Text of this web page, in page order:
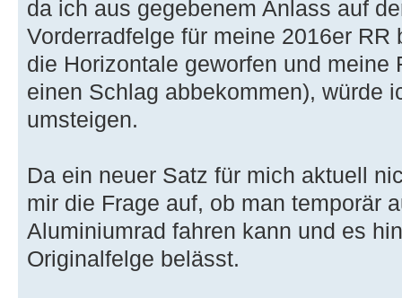
da ich aus gegebenem Anlass auf
Vorderradfelge für meine 2016er
die Horizontale geworfen und meine
einen Schlag abbekommen), würde
umsteigen.
Da ein neuer Satz für mich aktuell
mir die Frage auf, ob man temporär
Aluminiumrad fahren kann und es
Originalfelge belässt.